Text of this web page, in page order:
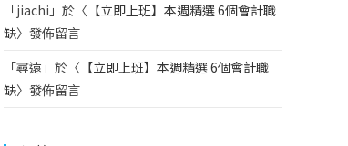
「jiachi 」於〈 【立即上班】本週精選 6個會計職
缺〉發佈留言
「尋遠 」於〈 【立即上班】本週精選 6個會計職
缺〉發佈留言